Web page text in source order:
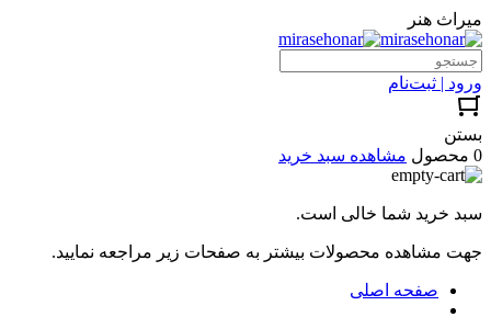
میراث هنر
ورود | ثبت‌نام
بستن
0 محصول
مشاهده سبد خرید
سبد خرید شما خالی است.
جهت مشاهده محصولات بیشتر به صفحات زیر مراجعه نمایید.
صفحه اصلی